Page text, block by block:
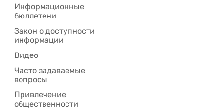
Информационные
бюллетени
Закон о доступности
информации
Видео
Часто задаваемые
вопросы
Привлечение
общественности